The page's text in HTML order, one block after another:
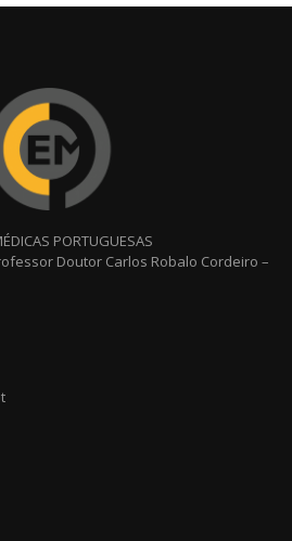
PORTUGUESAS
Doutor Carlos Robalo Cordeiro –